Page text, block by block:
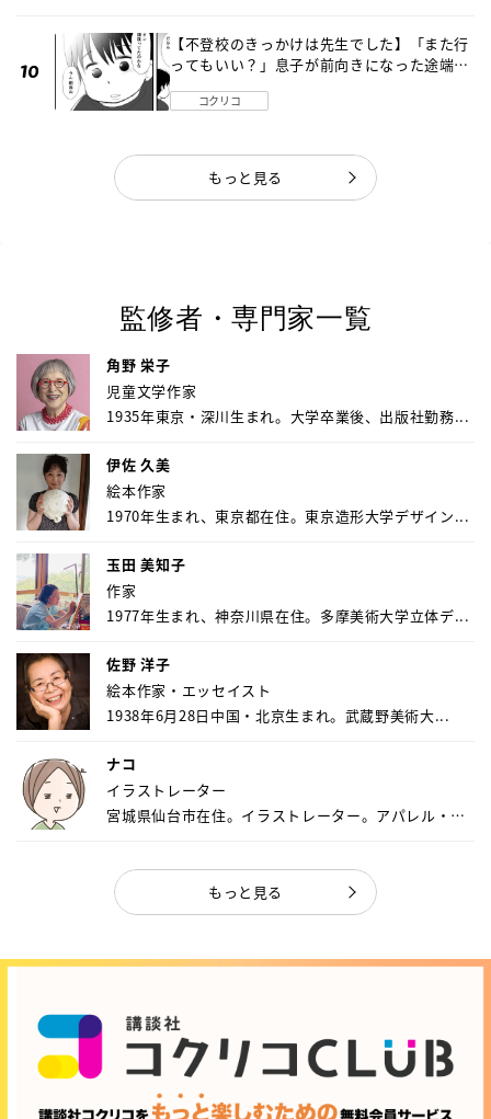
【不登校のきっかけは先生でした】「また行
ってもいい？」息子が前向きになった途端に
コクリコ
もっと見る
監修者・専門家一覧
角野 栄子
児童文学作家
1935年東京・深川生まれ。大学卒業後、出版社勤務...
伊佐 久美
絵本作家
1970年生まれ、東京都在住。東京造形大学デザイン...
玉田 美知子
作家
1977年生まれ、神奈川県在住。多摩美術大学立体デ...
佐野 洋子
絵本作家・エッセイスト
1938年6月28日中国・北京生まれ。武蔵野美術大...
ナコ
イラストレーター
宮城県仙台市在住。イラストレーター。アパレル・キ
もっと見る